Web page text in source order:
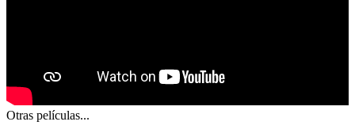
Otras películas...